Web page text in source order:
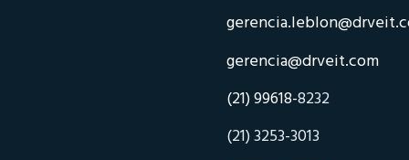
gerencia@drveit.com
(21) 99618-8232
(21) 3253-3013